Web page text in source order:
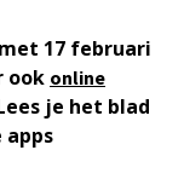
17 februari
ook online
je het blad